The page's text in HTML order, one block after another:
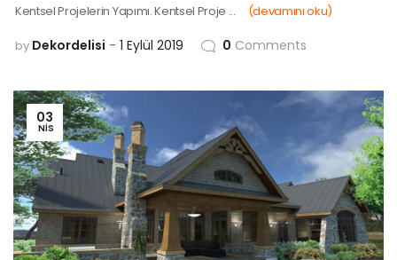
Kentsel Projelerin Yapımı. Kentsel Proje ... (devamını oku)
by Dekordelisi 1 Eylül 2019 0 Comments
03
NIS